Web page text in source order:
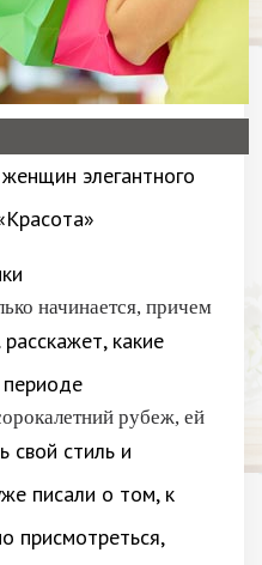
начинается, причем
какие
рубеж, ей
свой стиль и
писали о том, к
присмотреться,